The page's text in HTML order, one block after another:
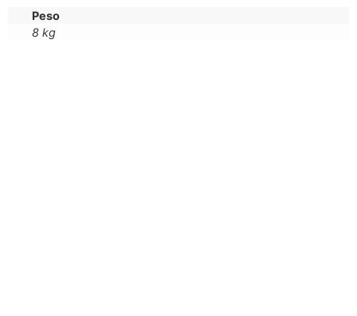
Peso
8 kg